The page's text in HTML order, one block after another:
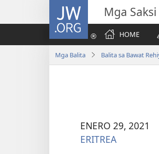
JW.ORG Mga
HOME
Mga Balita Balita sa Bawat
ENERO 29, 2021
ERITREA